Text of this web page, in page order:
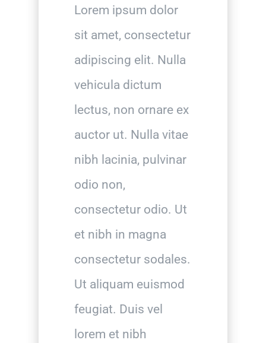
Lorem ipsum dolor
sit amet, consectetur
adipiscing elit. Nulla
vehicula dictum
lectus, non ornare ex
auctor ut. Nulla vitae
nibh lacinia, pulvinar
odio non,
consectetur odio. Ut
et nibh in magna
consectetur sodales.
Ut aliquam euismod
feugiat. Duis vel
lorem et nibh